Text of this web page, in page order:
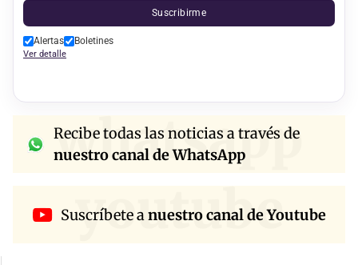
Suscribirme
Alertas Boletines
Ver detalle
whatsapp
Recibe todas las noticias a través de
nuestro canal de WhatsApp
youtube
Suscríbete anuestro canal de Youtube